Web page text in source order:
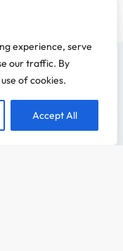
experience, serve
our traffic. By
of cookies.
Accept All
vous intéresse avant de